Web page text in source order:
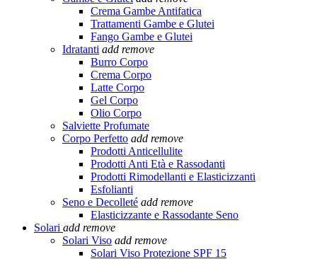
Crema Gambe Antifatica
Trattamenti Gambe e Glutei
Fango Gambe e Glutei
Idratanti add remove
Burro Corpo
Crema Corpo
Latte Corpo
Gel Corpo
Olio Corpo
Salviette Profumate
Corpo Perfetto add remove
Prodotti Anticellulite
Prodotti Anti Età e Rassodanti
Prodotti Rimodellanti e Elasticizzanti
Esfolianti
Seno e Decolleté add remove
Elasticizzante e Rassodante Seno
Solari add remove
Solari Viso add remove
Solari Viso Protezione SPF 15